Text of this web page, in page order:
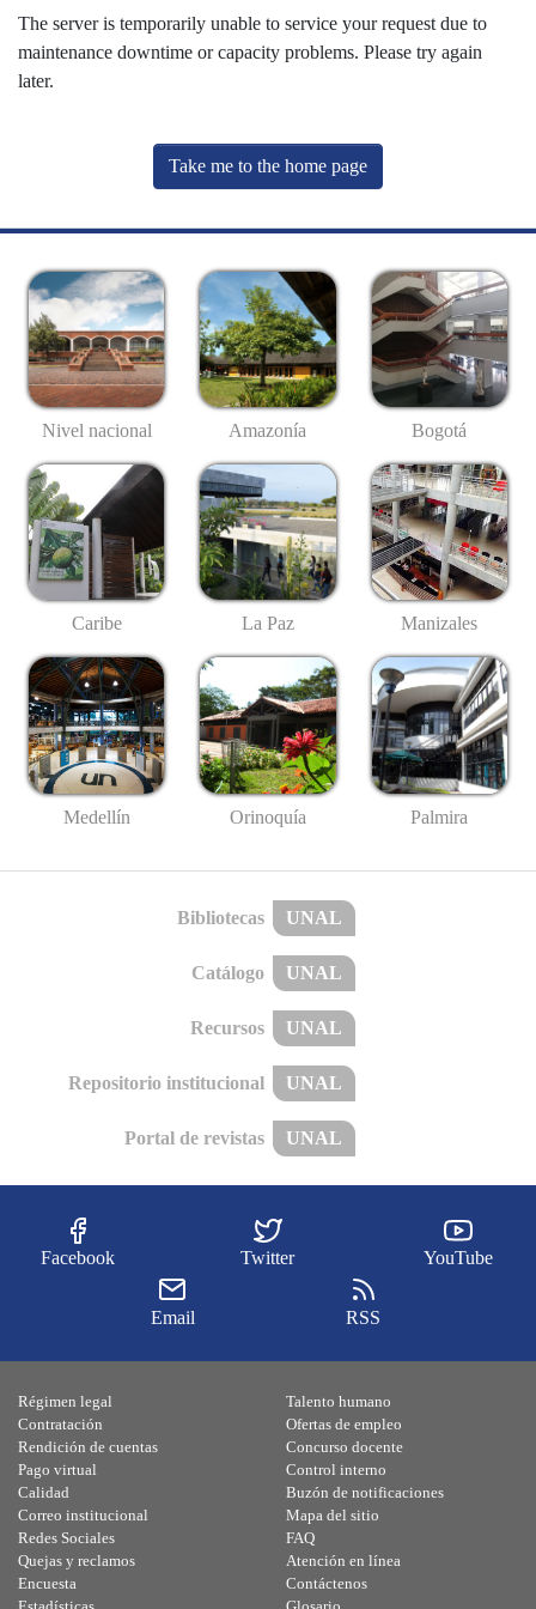
The server is temporarily unable to service your request due to
maintenance downtime or capacity problems. Please try again
later.
Take me to the home page
Nivel nacional Amazonía Bogotá
Caribe La Paz Manizales
Medellín Orinoquía Palmira
Bibliotecas UNAL
Catálogo UNAL
Recursos UNAL
Repositorio institucional UNAL
Portal de revistas UNAL
Facebook Twitter YouTube
Email RSS
Régimen legal
Contratación
Rendición de cuentas
Pago virtual
Calidad
Talento humano
Ofertas de empleo
Concurso docente
Control interno
Buzón de notificaciones
Correo institucional
Redes Sociales
Quejas y reclamos
Encuesta
Mapa del sitio
FAQ
Atención en línea
Contáctenos